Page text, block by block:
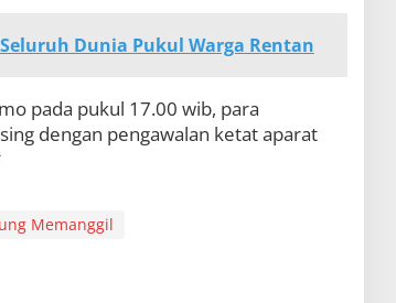
Dunia Pukul Warga Rentan
pada pukul 17.00 wib, para
dengan pengawalan ketat aparat
Memanggil